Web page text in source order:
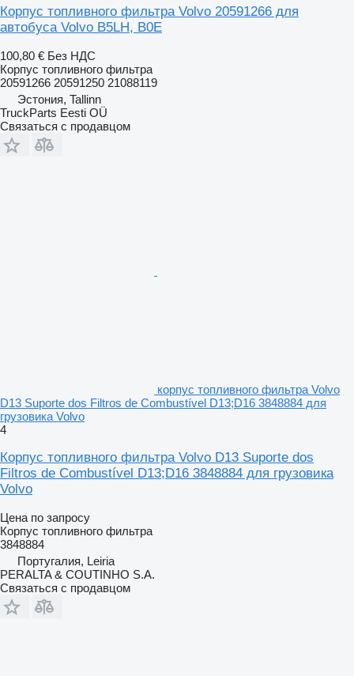
Корпус топливного фильтра Volvo 20591266 для
автобуса Volvo B5LH, B0E
100,80 € Без НДС
Корпус топливного фильтра
20591266 20591250 21088119
Эстония, Tallinn
TruckParts Eesti OÜ
Связаться с продавцом
корпус топливного фильтра Volvo
D13 Suporte dos Filtros de Combustível D13;D16 3848884 для
грузовика Volvo
4
Корпус топливного фильтра Volvo D13 Suporte dos
Filtros de Combustível D13;D16 3848884 для грузовика
Volvo
Цена по запросу
Корпус топливного фильтра
3848884
Португалия, Leiria
PERALTA & COUTINHO S.A.
Связаться с продавцом